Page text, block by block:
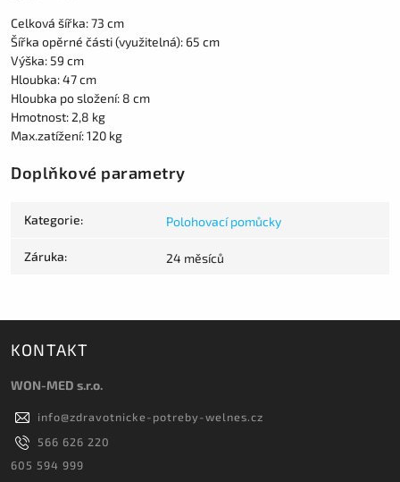
Celková šířka: 73 cm
Šířka opěrné části (využitelná): 65 cm
Výška: 59 cm
Hloubka: 47 cm
Hloubka po složení: 8 cm
Hmotnost: 2,8 kg
Max.zatížení: 120 kg
Doplňkové parametry
Kategorie: Polohovací pomůcky
Záruka: 24 měsíců
KONTAKT
WON-MED s.r.o.
info@zdravotnicke-potreby-welnes.cz
566 626 220
605 594 999